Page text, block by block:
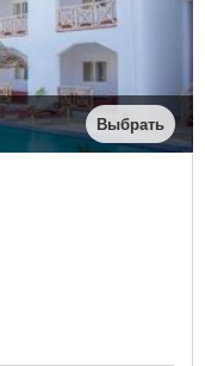
Выбрать